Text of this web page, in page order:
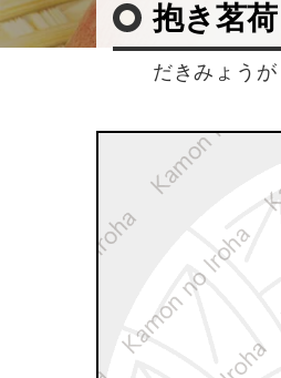
抱き茗荷
だきみょうが